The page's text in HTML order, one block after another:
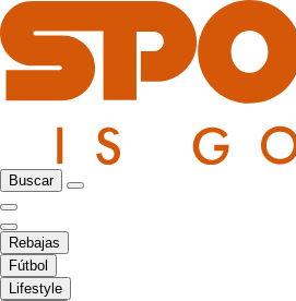
Buscar
Rebajas
Fútbol
Lifestyle